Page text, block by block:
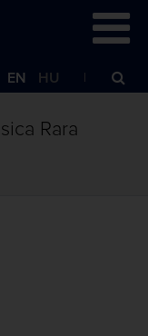
EN HU
Rara